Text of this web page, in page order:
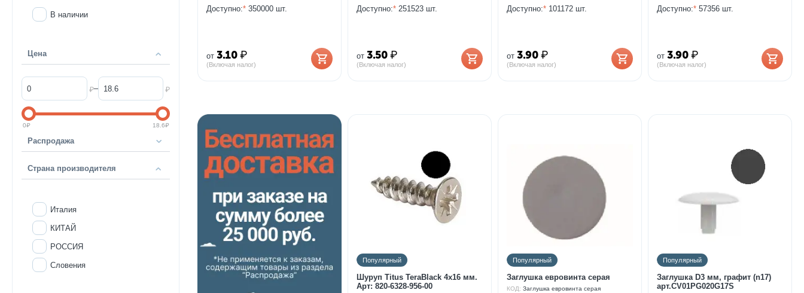
Доступно:* 350000 шт.
от 3.10 ₽
(Включая налог)
Доступно:* 251523 шт.
от 3.50 ₽
(Включая налог)
Доступно:* 101172 шт.
от 3.90 ₽
(Включая налог)
Доступно:* 57356 шт.
от 3.90 ₽
(Включая налог)
Популярный
Шуруп Titus TeraBlack 4х16 мм.
Арт: 820-6328-956-00
Популярный
Заглушка евровинта серая
КОД: Заглушка евровинта серая
Популярный
Заглушка D3 мм, графит (n17)
арт.CV01PG020G17S
В наличии
Цена
₽– ₽
0₽ 18.6₽
Распродажа
Страна производителя
Италия
КИТАЙ
РОССИЯ
Словения